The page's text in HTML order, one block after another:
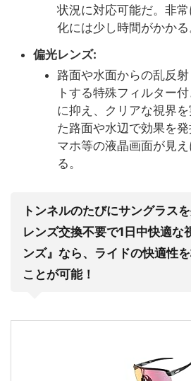
状況に対応可能だ。非
化には少し時間がかかる
偏光レンズ:
路面や水面からの乱反
トする特殊フィルター
に抑え、クリアな視界
た路面や水辺で効果を
マホ等の液晶画面が見
る。
トンネルのたびにサングラス
レンズ交換不要で1日中快適な
ンズ』なら、ライドの快適性
ことが可能！